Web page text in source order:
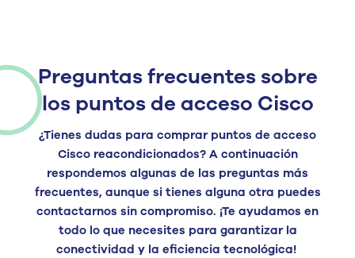
Preguntas frecuentes sobre
los puntos de acceso Cisco
¿Tienes dudas para comprar puntos de acceso
Cisco reacondicionados? A continuación
respondemos algunas de las preguntas más
frecuentes, aunque si tienes alguna otra puedes
contactarnos sin compromiso. ¡Te ayudamos en
todo lo que necesites para garantizar la
conectividad y la eficiencia tecnológica!